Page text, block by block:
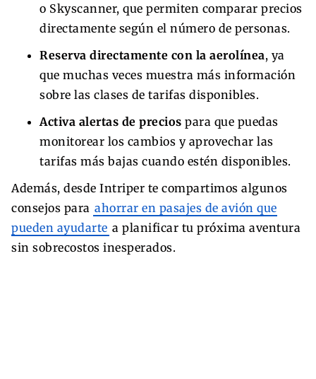
o Skyscanner, que permiten comparar precios
directamente según el número de personas.
Reserva directamente con la aerolínea, ya
que muchas veces muestra más información
sobre las clases de tarifas disponibles.
Activa alertas de precios para que puedas
monitorear los cambios y aprovechar las
tarifas más bajas cuando estén disponibles.
Además, desde Intriper te compartimos algunos
consejos para ahorrar en pasajes de avión que
pueden ayudarte a planificar tu próxima aventura
sin sobrecostos inesperados.